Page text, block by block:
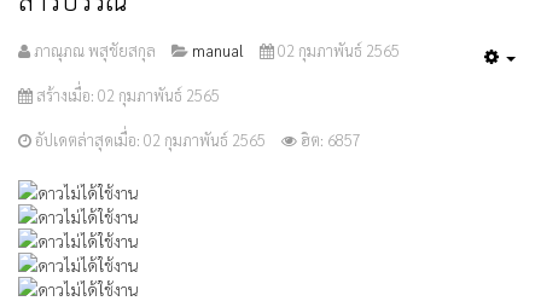
ภาณุภณ พสุชัยสกุล manual 02 กุมภาพันธ์ 2565
สร้างเมื่อ: 02 กุมภาพันธ์ 2565
อัปเดตล่าสุดเมื่อ: 02 กุมภาพันธ์ 2565 ฮิต: 6857